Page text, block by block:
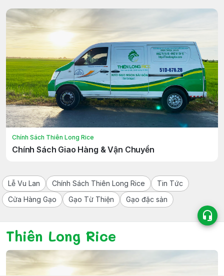
Chính Sách Thiên Long Rice
Chính Sách Giao Hàng & Vận Chuyển
Lễ Vu Lan Chính Sách Thiên Long Rice
Tin Tức
Cửa Hàng Gạo
Gạo Từ Thiện Gạo đặc sản
Thiên Long Rice